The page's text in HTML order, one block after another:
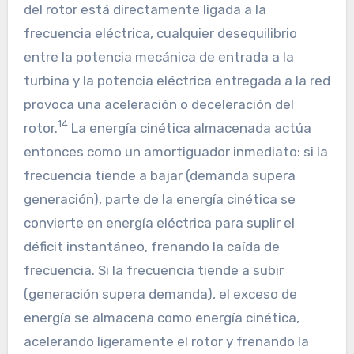
del rotor está directamente ligada a la
frecuencia eléctrica, cualquier desequilibrio
entre la potencia mecánica de entrada a la
turbina y la potencia eléctrica entregada a la red
provoca una aceleración o deceleración del
rotor.14La energía cinética almacenada actúa
entonces como un amortiguador inmediato: si la
frecuencia tiende a bajar (demanda supera
generación), parte de la energía cinética se
convierte en energía eléctrica para suplir el
déficit instantáneo, frenando la caída de
frecuencia. Si la frecuencia tiende a subir
(generación supera demanda), el exceso de
energía se almacena como energía cinética,
acelerando ligeramente el rotor y frenando la